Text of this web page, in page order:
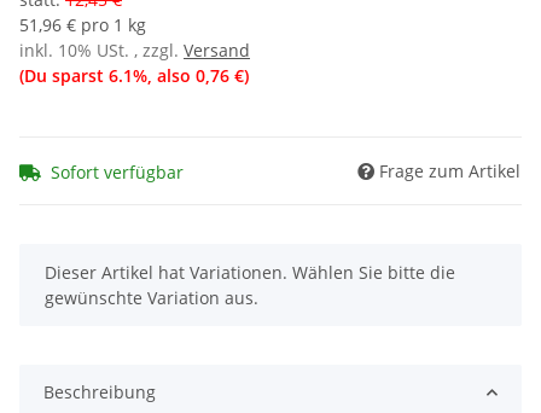
51,96 € pro 1 kg
inkl. 10% USt. , zzgl. Versand
(Du sparst 6.1% , also 0,76 €)
Sofort verfügbar Frage zum Artikel
x
Dieser Artikel hat Variationen. Wählen Sie bitte die
gewünschte Variation aus.
Beschreibung